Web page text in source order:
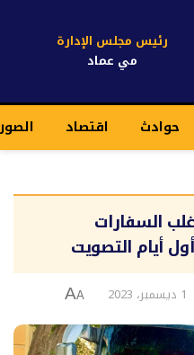
رئيس مجلس الإدارة
مي عماد
حوادث اقتصاد
السفارات
أيام التصويت
1 ديسمبر، 2023 A
A